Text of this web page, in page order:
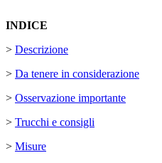
INDICE
> Descrizione
> Da tenere in considerazione
> Osservazione importante
> Trucchi e consigli
> Misure